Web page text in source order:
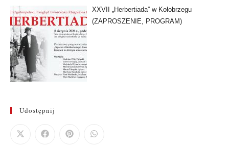
XXVII „Herbertiada” w Kołobrzegu
(ZAPROSZENIE, PROGRAM)
Udostępnij